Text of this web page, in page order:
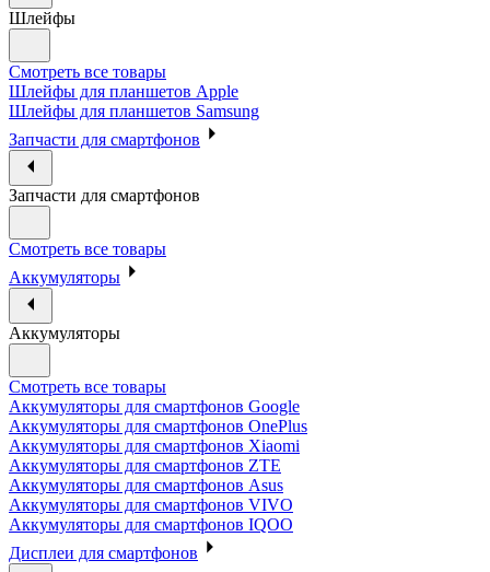
Шлейфы
Смотреть все товары
Шлейфы для планшетов Apple
Шлейфы для планшетов Samsung
Запчасти для смартфонов
Запчасти для смартфонов
Смотреть все товары
Аккумуляторы
Аккумуляторы
Смотреть все товары
Аккумуляторы для смартфонов Google
Аккумуляторы для смартфонов OnePlus
Аккумуляторы для смартфонов Xiaomi
Аккумуляторы для смартфонов ZTE
Аккумуляторы для cмартфонов Asus
Аккумуляторы для смартфонов VIVO
Аккумуляторы для смартфонов IQOO
Дисплеи для смартфонов